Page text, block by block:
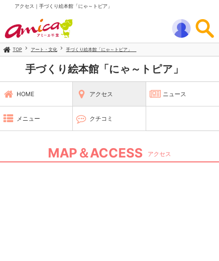
アクセス｜手づくり絵本館「にゃ～トピア」
TOP アート・文化 手づくり絵本館「にゃ～トピア」
手づくり絵本館「にゃ～トピア」
HOME アクセス ニュース
メニュー クチコミ
MAP＆ACCESS アクセス